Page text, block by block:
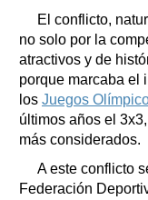
El conflicto,
no solo por la
atractivos y de
porque marcaba el
los Juegos
últimos años el
más considerados.
A este conflicto
Federación